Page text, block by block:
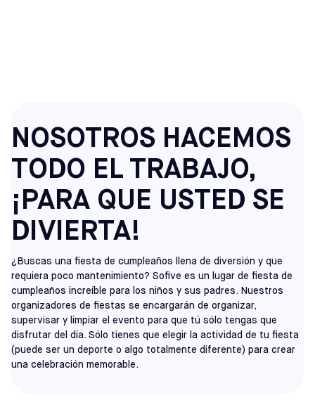
¿Buscas una fiesta de cumpleaños llena de diversión y que
requiera poco mantenimiento? Sofive es un lugar de fiesta de
cumpleaños increíble para los niños y sus padres. Nuestros
organizadores de fiestas se encargarán de organizar,
supervisar y limpiar el evento para que tú sólo tengas que
disfrutar del día. Sólo tienes que elegir la actividad de tu fiesta
(puede ser un deporte o algo totalmente diferente) para crear
una celebración memorable.
NOSOTROS HACEMOS
TODO EL TRABAJO,
¡PARA QUE USTED SE
DIVIERTA!